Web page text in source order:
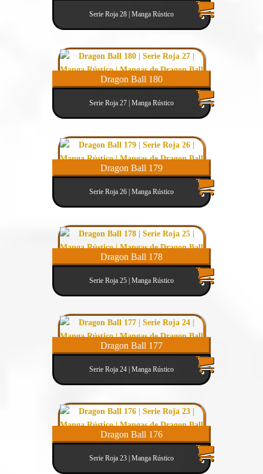
Serie Roja 28 | Manga Rústico
Dragon Ball 180
Serie Roja 27 | Manga Rústico
Dragon Ball 179
Serie Roja 26 | Manga Rústico
Dragon Ball 178
Serie Roja 25 | Manga Rústico
Dragon Ball 177
Serie Roja 24 | Manga Rústico
Dragon Ball 176
Serie Roja 23 | Manga Rústico